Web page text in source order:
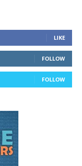
LIKE
FOLLOW
FOLLOW